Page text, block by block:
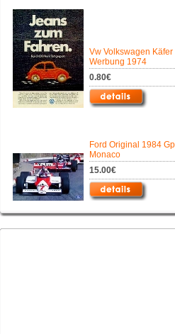
Vw Volkswagen Käfer
Werbung 1974
0.80€
Ford Original 1984 Gp
Monaco
15.00€